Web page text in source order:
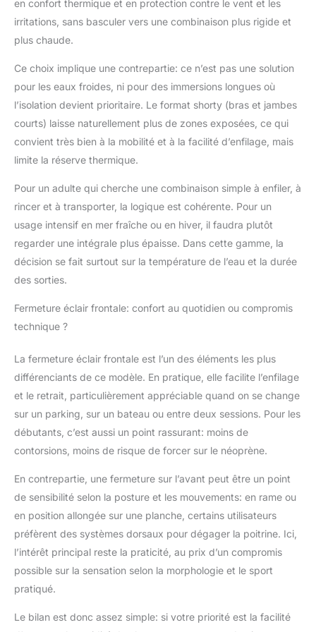
extrêmement
polyvalente, ce qui la
(plongée en apnée,
plongée en eaux
tropicales, sup, surf,
kayak, nouveau,
canoë, planche à voile,
wakeboard, chasse
SEAC : produit certifié
CE, pour garantir
l'excellence maximale.
CONVIENT À TOUS :
SEAC Trendy Man est
disponible en
en confort thermique et en protection contre le vent et les
irritations, sans basculer vers une combinaison plus rigide et
plus chaude.
Ce choix implique une contrepartie: ce n’est pas une solution
pour les eaux froides, ni pour des immersions longues où
l’isolation devient prioritaire. Le format shorty (bras et jambes
courts) laisse naturellement plus de zones exposées, ce qui
convient très bien à la mobilité et à la facilité d’enfilage, mais
limite la réserve thermique.
Pour un adulte qui cherche une combinaison simple à enfiler, à
rincer et à transporter, la logique est cohérente. Pour un
usage intensif en mer fraîche ou en hiver, il faudra plutôt
regarder une intégrale plus épaisse. Dans cette gamme, la
décision se fait surtout sur la température de l’eau et la durée
des sorties.
Fermeture éclair frontale: confort au quotidien ou compromis
technique ?
La fermeture éclair frontale est l’un des éléments les plus
différenciants de ce modèle. En pratique, elle facilite l’enfilage
et le retrait, particulièrement appréciable quand on se change
sur un parking, sur un bateau ou entre deux sessions. Pour les
débutants, c’est aussi un point rassurant: moins de
contorsions, moins de risque de forcer sur le néoprène.
En contrepartie, une fermeture sur l’avant peut être un point
de sensibilité selon la posture et les mouvements: en rame ou
en position allongée sur une planche, certains utilisateurs
préfèrent des systèmes dorsaux pour dégager la poitrine. Ici,
l’intérêt principal reste la praticité, au prix d’un compromis
possible sur la sensation selon la morphologie et le sport
pratiqué.
Le bilan est donc assez simple: si votre priorité est la facilité